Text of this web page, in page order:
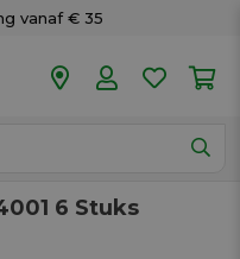
vanaf € 35
winkels
6 Stuks